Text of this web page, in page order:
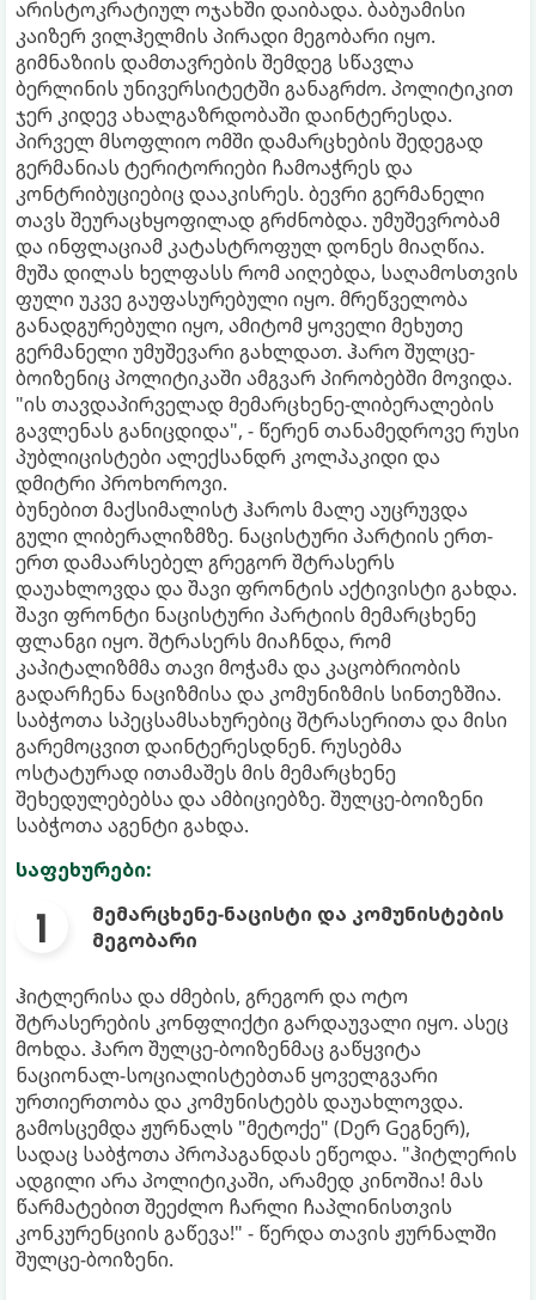
არისტოკრატიულ ოჯახში დაიბადა. ბაბუამისი
კაიზერ ვილჰელმის პირადი მეგობარი იყო.
გიმნაზიის დამთავრების შემდეგ სწავლა
ბერლინის უნივერსიტეტში განაგრძო. პოლიტიკით
ჯერ კიდევ ახალგაზრდობაში დაინტერესდა.
პირველ მსოფლიო ომში დამარცხების შედეგად
გერმანიას ტერიტორიები ჩამოაჭრეს და
კონტრიბუციებიც დააკისრეს. ბევრი გერმანელი
თავს შეურაცხყოფილად გრძნობდა. უმუშევრობამ
და ინფლაციამ კატასტროფულ დონეს მიაღწია.
მუშა დილას ხელფასს რომ აიღებდა, საღამოსთვის
ფული უკვე გაუფასურებული იყო. მრეწველობა
განადგურებული იყო, ამიტომ ყოველი მეხუთე
გერმანელი უმუშევარი გახლდათ. ჰარო შულცე-
ბოიზენიც პოლიტიკაში ამგვარ პირობებში მოვიდა.
"ის თავდაპირველად მემარცხენე-ლიბერალების
გავლენას განიცდიდა", - წერენ თანამედროვე რუსი
პუბლიცისტები ალექსანდრ კოლპაკიდი და
დმიტრი პროხოროვი.
ბუნებით მაქსიმალისტ ჰაროს მალე აუცრუვდა
გული ლიბერალიზმზე. ნაცისტური პარტიის ერთ-
ერთ დამაარსებელ გრეგორ შტრასერს
დაუახლოვდა და შავი ფრონტის აქტივისტი გახდა.
შავი ფრონტი ნაცისტური პარტიის მემარცხენე
ფლანგი იყო. შტრასერს მიაჩნდა, რომ
კაპიტალიზმმა თავი მოჭამა და კაცობრიობის
გადარჩენა ნაციზმისა და კომუნიზმის სინთეზშია.
საბჭოთა სპეცსამსახურებიც შტრასერითა და მისი
გარემოცვით დაინტერესდნენ. რუსებმა
ოსტატურად ითამაშეს მის მემარცხენე
შეხედულებებსა და ამბიციებზე. შულცე-ბოიზენი
საბჭოთა აგენტი გახდა.
საფეხურები:
მემარცხენე-ნაცისტი და კომუნისტების
მეგობარი
ჰიტლერისა და ძმების, გრეგორ და ოტო
შტრასერების კონფლიქტი გარდაუვალი იყო. ასეც
მოხდა. ჰარო შულცე-ბოიზენმაც გაწყვიტა
ნაციონალ-სოციალისტებთან ყოველგვარი
ურთიერთობა და კომუნისტებს დაუახლოვდა.
გამოსცემდა ჟურნალს "მეტოქე" (Dერ Gეგნერ),
სადაც საბჭოთა პროპაგანდას ეწეოდა. "ჰიტლერის
ადგილი არა პოლიტიკაში, არამედ კინოშია! მას
წარმატებით შეეძლო ჩარლი ჩაპლინისთვის
კონკურენციის გაწევა!" - წერდა თავის ჟურნალში
შულცე-ბოიზენი.